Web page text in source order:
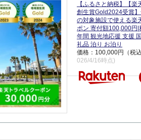
【ふるさと納税】【楽
創生賞Gold2024受賞
の対象施設で使える楽
ポン 寄付額100,000円|
年間 観光地応援 支援
礼品 泊り お泊り
価格：100,000円（税
026/4/16時点)